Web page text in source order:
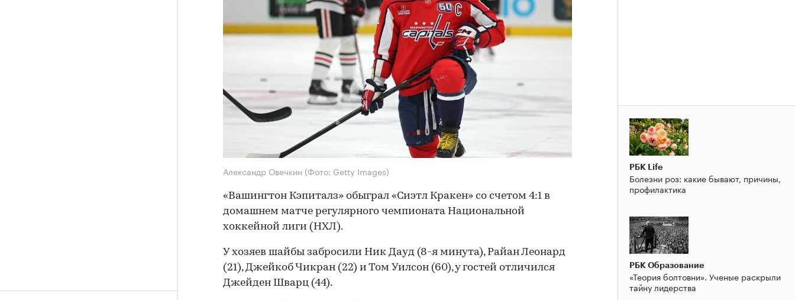
Александр Овечкин (Фото: Getty Images)
«Вашингтон Кэпиталз» обыграл «Сиэтл Кракен» со счетом 4:1 в
домашнем матче регулярного чемпионата Национальной
хоккейной лиги (НХЛ).
У хозяев шайбы забросили Ник Дауд (8-я минута), Райан Леонард
(21), Джейкоб Чикран (22) и Том Уилсон (60), у гостей отличился
Джейден Шварц (44).
РБК Life
Болезни роз: какие бывают, причины,
профилактика
РБК Образование
«Теория болтовни». Ученые раскрыли
тайну лидерства